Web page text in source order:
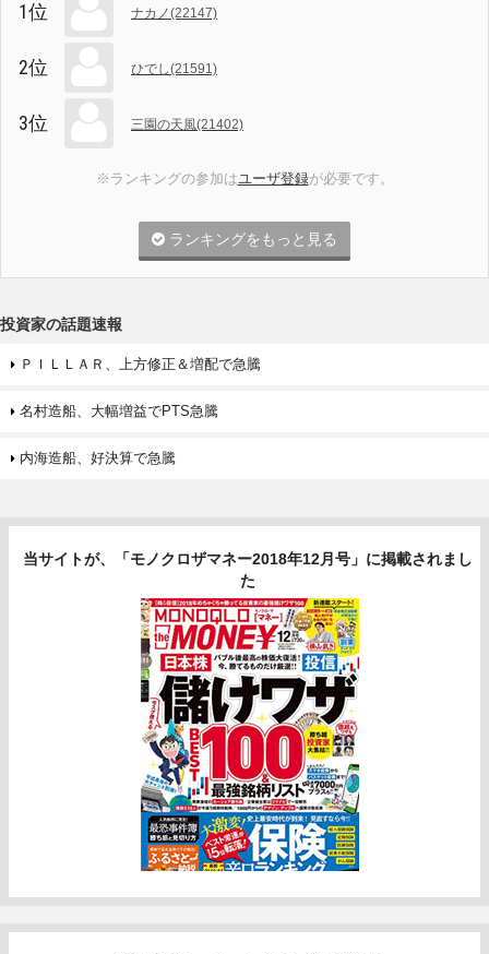
1位 ナカノ(22147)
2位 ひでし(21591)
3位 三園の天風(21402)
※ランキングの参加はユーザ登録が必要です。
ランキングをもっと見る
投資家の話題速報
ＰＩＬＬＡＲ、上方修正＆増配で急騰
名村造船、大幅増益でPTS急騰
内海造船、好決算で急騰
当サイトが、「モノクロザマネー2018年12月号」に掲載されまし
た